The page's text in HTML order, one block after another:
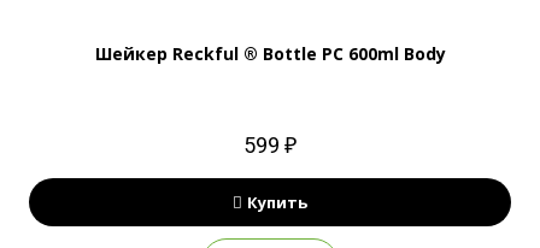
Шейкер Reckful ® Bottle PC 600ml Body
599 ₽
Купить